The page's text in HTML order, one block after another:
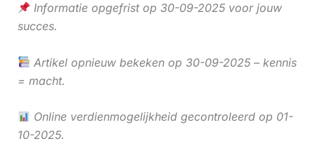
Informatie opgefrist op 30-09-2025 voor jouw
succes.
Artikel opnieuw bekeken op 30-09-2025 – kennis
= macht.
Online verdienmogelijkheid gecontroleerd op 01-
10-2025.